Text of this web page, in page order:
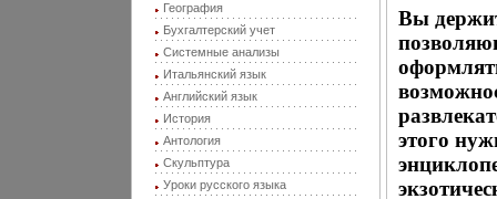
География
Бухгалтерский учет
Системные анализы
Итальянский язык
Английский язык
История
Антология
Скульптура
Уроки русского языка
Вы
этого